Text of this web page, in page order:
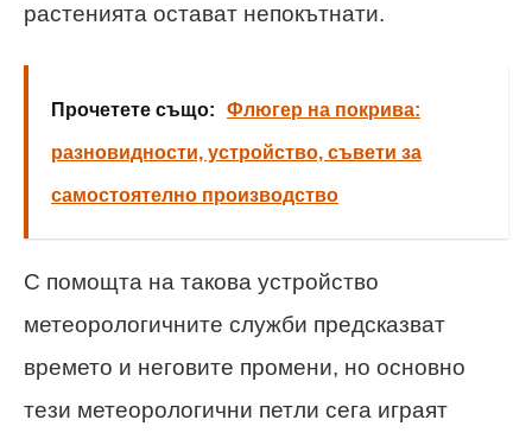
растенията остават непокътнати.
Прочетете също: Флюгер на покрива:
разновидности, устройство, съвети за
самостоятелно производство
С помощта на такова устройство
метеорологичните служби предсказват
времето и неговите промени, но основно
тези метеорологични петли сега играят